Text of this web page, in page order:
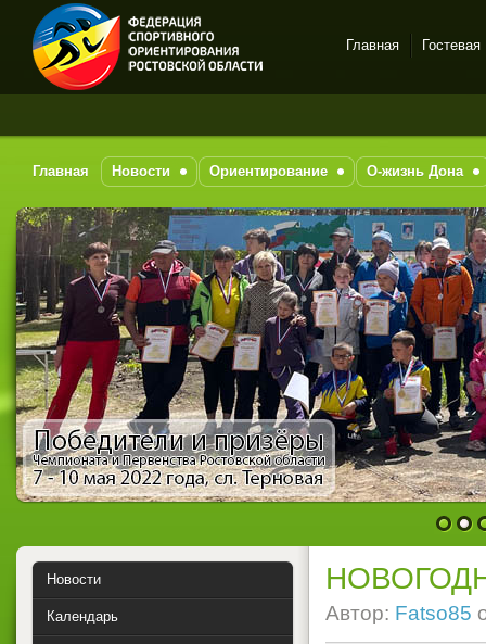
Спортивное
на-Дону
Главная Гостевая
Главная Новости Ориентирование О-жизнь Дона
1 2
Автор: Fatso85
Новости
Календарь